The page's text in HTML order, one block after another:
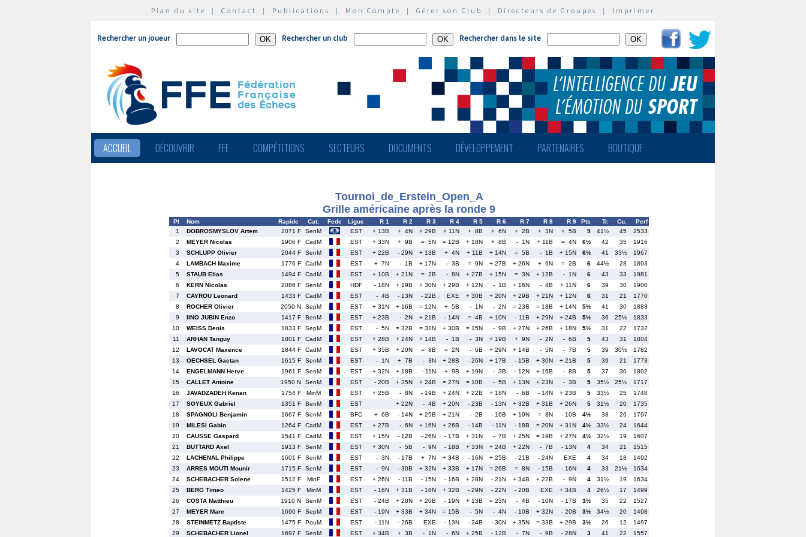
Plan du site | Contact | Publications | Mon Compte | Gérer son Club | Directeurs de Groupes | Imprimer
Rechercher un joueur Rechercher un club Rechercher dans le site
ACCUEIL DÉCOUVRIR FFE COMPÉTITIONS SECTEURS DOCUMENTS DÉVELOPPEMENT PARTENAIRES BOUTIQUE
Tournoi_de_Erstein_Open_A
Grille américaine après la ronde 9
Pl Nom Rapide Cat. Fede Ligue R 1 R 2 R 3 R 4 R 5 R 6 R 7 R 8 R 9 Pts Tr. Cu.
Perf
1
DOBROSMYSLOV Artem 2071 F SenM EST + 13B + 4N + 29B + 11N + 8B + 6N + 2B + 3N + 5B 9 41½ 45
2533
2
MEYER Nicolas 1906 F CadM EST + 33N + 9B = 5N = 12B + 18N + 8B - 1N + 11B = 4N 6½ 42 35
1916
3
SCHLUPP Olivier 2044 F SenM EST + 22B - 29N + 13B + 4N + 11B + 14N = 5B - 1B + 15N 6½ 41 33½
1967
4
LAMBACH Maxime 1776 F CadM EST + 7N - 1B + 17N - 3B = 9N + 27B + 26N + 6N = 2B 6 44½ 28
1893
5
STAUB Elias 1494 F CadM EST + 10B + 21N = 2B - 8N + 27B + 15N = 3N + 12B - 1N 6 43 33
1981
6
KERN Nicolas 2086 F SenM HDF - 18N + 19B + 30N + 29B + 12N - 1B + 16N - 4B + 11N 6 39 30
1900
7
CAYROU Leonard 1433 F CadM EST - 4B - 13N - 22B EXE + 30B + 20N + 29B + 21N + 12N 6 31 21
1770
8
ROCHER Olivier 2050 N SepM EST + 31N + 16B = 12N + 5B - 1N - 2N = 23B = 18B + 14N 5½ 41 30
1883
9
IINO JUBIN Enzo 1417 F BenM EST + 23B - 2N + 21B - 14N = 4B + 10N - 11B + 29N + 24B 5½ 36 25½
1833
10
WEISS Denis 1833 F SepM EST - 5N = 32B = 31N + 30B = 15N - 9B + 27N + 26B + 18N 5½ 31 22
1732
11
ARHAN Tanguy 1801 F CadM EST + 28B + 24N + 14B - 1B - 3N + 19B + 9N - 2N - 6B 5 43 31
1804
12
LAVOCAT Maxence 1844 F CadM EST + 35B + 20N = 8B = 2N - 6B + 29N + 14B - 5N - 7B 5 39 30½
1782
13
OECHSEL Gaetan 1615 F SenM EST - 1N + 7B - 3N + 28B - 26N + 17B - 15B + 30N + 21B 5 39 21
1773
14
ENGELMANN Herve 1961 F SenM EST + 32N + 18B - 11N + 9B + 19N - 3B - 12N + 16B - 8B 5 37 30
1802
15
CALLET Antoine 1950 N SenM EST - 20B + 35N + 24B = 27N = 10B - 5B + 13N + 23N - 3B 5 35½ 25½
1717
16
JAVADZADEH Kenan 1754 F MinM EST + 25B - 8N - 19B + 24N + 22B + 18N - 6B - 14N + 23B 5 33½ 25
1748
17
SOYEUX Gabriel 1351 F BenM EST + 22N - 4B + 20N - 23B - 13N + 32B + 31B + 26N 5 31½ 20
1735
18
SPAGNOLI Benjamin 1667 F SenM BFC + 6B - 14N + 25B + 21N - 2B - 16B + 19N = 8N - 10B 4½ 38 26
1797
19
MILESI Gabin 1264 F CadM EST + 27B - 6N + 16N + 26B - 14B - 11N - 18B = 20N + 31N 4½ 33½ 24
1644
20
CAUSSE Gaspard 1541 F CadM EST + 15N - 12B - 26N - 17B + 31N - 7B + 25N = 19B + 27N 4½ 32½ 19
1607
21
BUTTARD Axel 1913 F SenM EST + 30N - 5B - 9N - 18B + 33N + 24B + 22N - 7B - 13N 4 34 21
1515
22
LACHENAL Philippe 1601 F SenM EST - 3N - 17B + 7N + 34B - 16N + 25B - 21B - 24N EXE 4 34 18
1492
23
ARRES MOUTI Mounir 1715 F SenM EST - 9N - 30B + 32N + 33B + 17N = 26B = 8N - 15B - 16N 4 33 21½
1634
24
SCHEBACHER Solene 1512 F MinF EST + 26N - 11B - 15N - 16B + 28N - 21N + 34B + 22B - 9N 4 31½ 19
1634
25
BERG Timeo 1425 F MinM EST - 16N + 31B - 18N + 32B - 29N - 22N - 20B EXE + 34B 4 26½ 17
1499
26
COSTA Matthieu 1910 N SenM EST - 24B + 28N + 20B - 19N + 13B = 23N - 4B - 10N - 17B 3½ 35 22
1527
27
MEYER Marc 1690 F SepM EST - 19N + 33B + 34N = 15B - 5N - 4N - 10B + 32N - 20B 3½ 34½ 20
1498
28
STEINMETZ Baptiste 1475 F PouM EST - 11N - 26B EXE - 13N - 24B - 30N + 35N = 33B + 29B 3½ 26 12
1497
29
SCHEBACHER Lionel 1697 F SenM EST + 34B + 3B - 1N - 6N + 25B - 12B - 7N - 9B - 28N 3 41 22 1557